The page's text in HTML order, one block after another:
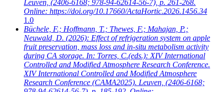
Leuven, (2406-6168; 978-94-62614-56-7), p. 261-268.
Online: https://doi.org/10.17660/ActaHortic.2026.1456.34
1.0
Büchele, F.; Hoffmann, T.; Thewes, F.; Mahajan, P.;
Neuwald, D. (2026): Effect of refrigeration system on apple
fruit preservation, mass loss and in-situ metabolism activity
during CA storage. In: Torres, C.(eds.): XIV International
Controlled and Modified Atmosphere Research Conference.
XIV International Controlled and Modified Atmosphere
Research Conference (CAMA2025). Leuven, (2406-6168;